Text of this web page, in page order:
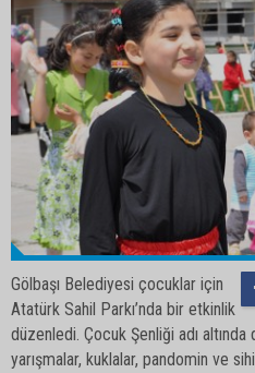
Gölbaşı Belediyesi çocuklar için
Atatürk Sahil Parkı’nda bir etkinlik
düzenledi. Çocuk Şenliği adı
yarışmalar, kuklalar, pandomin ve